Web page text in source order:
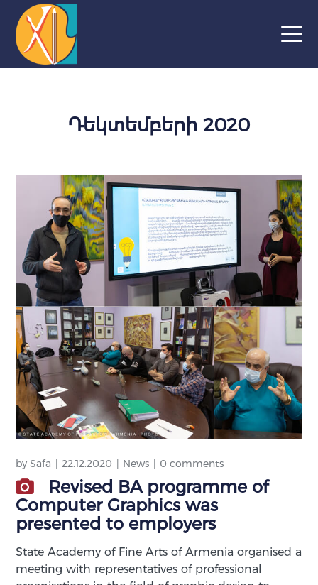
Դեկտեմբերի 2020
bySafa 22.12.2020 News 0 comments
Revised BA programme of
Computer Graphics was
presented to employers
State Academy of Fine Arts of Armenia organised a
meeting with representatives of professional